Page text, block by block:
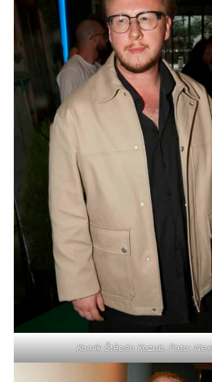
Komik Štěpán Kozub. Foto: